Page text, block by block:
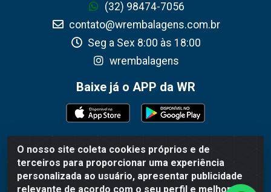
O nosso site coleta cookies próprios e de
terceiros para proporcionar uma experiência
personalizada ao usuário, apresentar publicidade
relevante de acordo com o seu perfil e melhorar a
(32) 98474-7056
contato@wrembalagens.com.br
Seg a Sex 8:00 às 18:00
wrembalagens
Baixe já o APP da WR
WR Embalagens - R. Cel. Teodoro Gomes de Araújo, 1360 -
Grogotó - Barbacena / MG - CEP 36202-628 - CNPJ
02.692.206/0001-55